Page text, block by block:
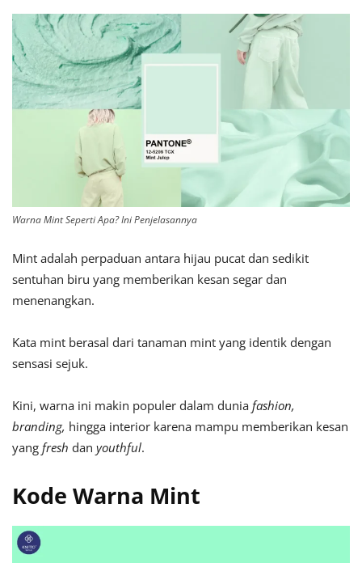
Warna Mint Seperti Apa? Ini Penjelasannya
Mint adalah perpaduan antara hijau pucat dan sedikit
sentuhan biru yang memberikan kesan segar dan
menenangkan.
Kata mint berasal dari tanaman mint yang identik dengan
sensasi sejuk.
Kini, warna ini makin populer dalam dunia fashion,
branding, hingga interior karena mampu memberikan kesan
yang fresh dan youthful.
Kode Warna Mint